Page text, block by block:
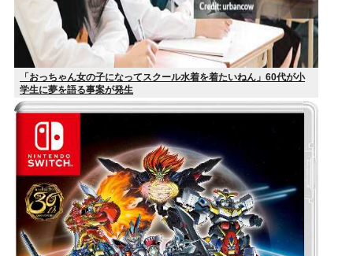
「おっちゃん女の子になってスクール水着を着たいねん」60代が小
学生に夢を語る事案が発生